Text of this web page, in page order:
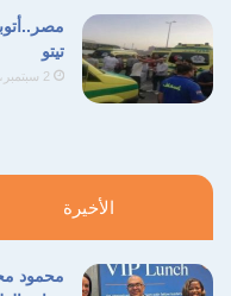
تيتو
2 سبتمبر، 2024
الأخيرة